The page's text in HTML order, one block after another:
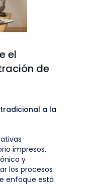
el
de
a la
impresos,
y
los procesos
enfoque está